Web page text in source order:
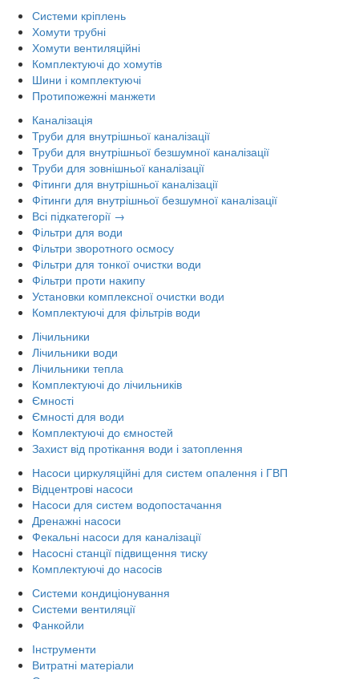
Системи кріплень
Хомути трубні
Хомути вентиляційні
Комплектуючі до хомутів
Шини і комплектуючі
Протипожежні манжети
Каналізація
Труби для внутрішньої каналізації
Труби для внутрішньої безшумної каналізації
Труби для зовнішньої каналізації
Фітинги для внутрішньої каналізації
Фітинги для внутрішньої безшумної каналізації
Всі підкатегорії →
Фільтри для води
Фільтри зворотного осмосу
Фільтри для тонкої очистки води
Фільтри проти накипу
Установки комплексної очистки води
Комплектуючі для фільтрів води
Лічильники
Лічильники води
Лічильники тепла
Комплектуючі до лічильників
Ємності
Ємності для води
Комплектуючі до ємностей
Захист від протікання води і затоплення
Насоси циркуляційні для систем опалення і ГВП
Відцентрові насоси
Насоси для систем водопостачання
Дренажні насоси
Фекальні насоси для каналізації
Насосні станції підвищення тиску
Комплектуючі до насосів
Системи кондиціонування
Системи вентиляції
Фанкойли
Інструменти
Витратні матеріали